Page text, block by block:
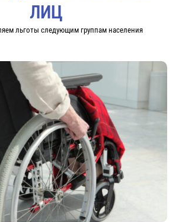
ЛИЦ
льготы следующим группам населения